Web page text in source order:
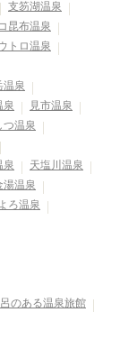
支笏湖温泉
昆布温泉
トロ温泉
温泉
泉
見市温泉
つ温泉
泉
天塩川温泉
湯温泉
ろ温泉
のある温泉旅館